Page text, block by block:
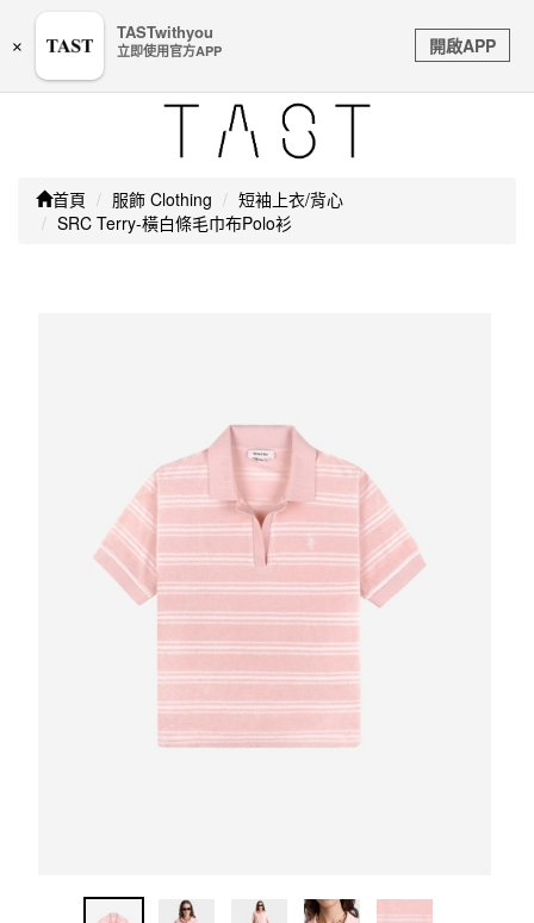
銀行帳戶或信用卡等個人資訊，如接到請立即掛斷或撥打
Toggle
navigation
首頁 服飾 Clothing
短袖上衣/背心
SRC Terry-橫白條毛巾布Polo衫
×
TASTwithyou
立即使用官方APP 開啟APP